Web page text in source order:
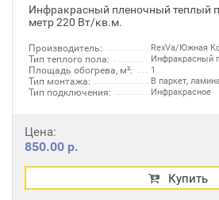
Инфракрасный пленочный теплый
метр 220 Вт/кв.м.
Производитель: RexVa/Южная
Тип теплого пола: Инфракрасный
Площадь обогрева, м²: 1
Тип монтажа: В паркет,
Тип подключения: Инфракрасное
Цена:
850.00 р.
Купить